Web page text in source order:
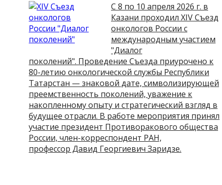
С 8 по 10 апреля 2026 г. в
Казани проходил XIV Съезд
онкологов России с
международным участием
"Диалог
поколений". Проведение Съезда приурочено к
80-летию онкологической службы Республики
Татарстан — знаковой дате, символизирующей
преемственность поколений, уважение к
накопленному опыту и стратегический взгляд в
будущее отрасли. В работе мероприятия принял
участие президент Противоракового общества
России, член-корреспондент РАН,
профессор Давид Георгиевич Заридзе.